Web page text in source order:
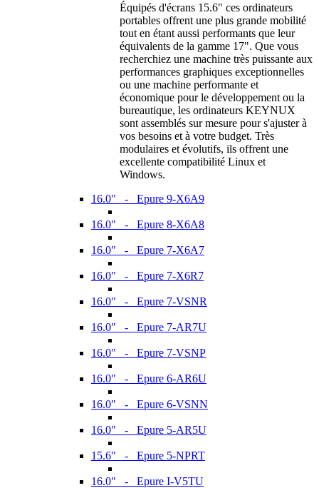
Équipés d'écrans 15.6" ces ordinateurs
portables offrent une plus grande mobilité
tout en étant aussi performants que leur
équivalents de la gamme 17". Que vous
recherchiez une machine très puissante aux
performances graphiques exceptionnelles
ou une machine performante et
économique pour le développement ou la
bureautique, les ordinateurs KEYNUX
sont assemblés sur mesure pour s'ajuster à
vos besoins et à votre budget. Très
modulaires et évolutifs, ils offrent une
excellente compatibilité Linux et
Windows.
16.0" - Epure 9-X6A9
16.0" - Epure 8-X6A8
16.0" - Epure 7-X6A7
16.0" - Epure 7-X6R7
16.0" - Epure 7-VSNR
16.0" - Epure 7-AR7U
16.0" - Epure 7-VSNP
16.0" - Epure 6-AR6U
16.0" - Epure 6-VSNN
16.0" - Epure 5-AR5U
15.6" - Epure 5-NPRT
16.0" - Epure I-V5TU